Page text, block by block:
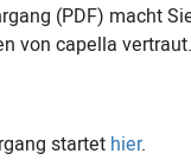
(PDF) macht
von capella vertraut.
startet hier.